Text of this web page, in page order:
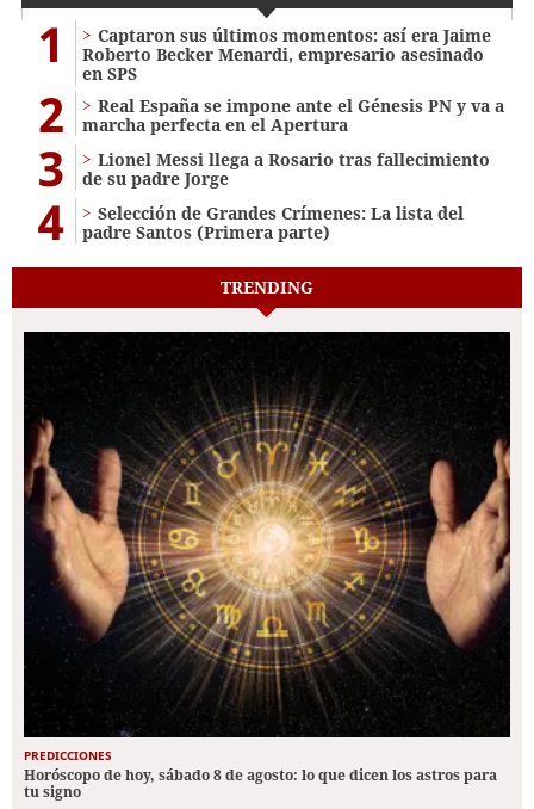
1
Captaron sus últimos momentos: así era Jaime
Roberto Becker Menardi​​​, empresario asesinado
en SPS
2
Real España se impone ante el Génesis PN y va a
marcha perfecta en el Apertura
3
Lionel Messi llega a Rosario tras fallecimiento
de su padre Jorge
4
Selección de Grandes Crímenes: La lista del
padre Santos (Primera parte)
TRENDING
PREDICCIONES
Horóscopo de hoy, sábado 8 de agosto: lo que dicen los astros para
tu signo